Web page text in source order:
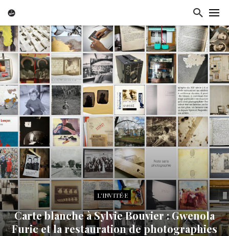
L'INVITÉ·E
Carte blanche à Sylvie Bouvier : Gwenola
Furic et la restauration de photographies